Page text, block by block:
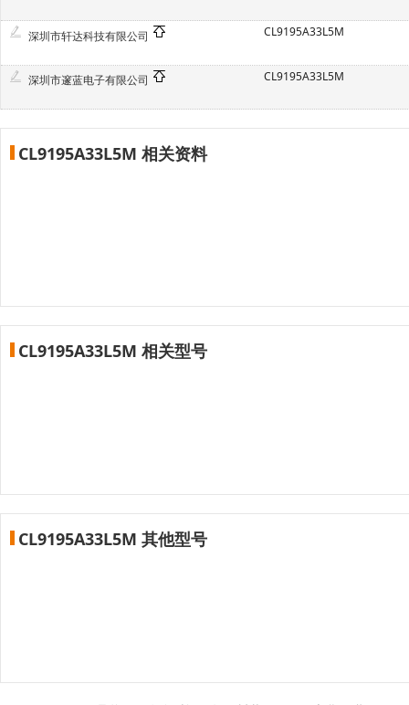
深圳市轩达科技有限公司 CL9195A33L5M
深圳市邃蓝电子有限公司 CL9195A33L5M
CL9195A33L5M 相关资料
CL9195A33L5M 相关型号
CL9195A33L5M 其他型号